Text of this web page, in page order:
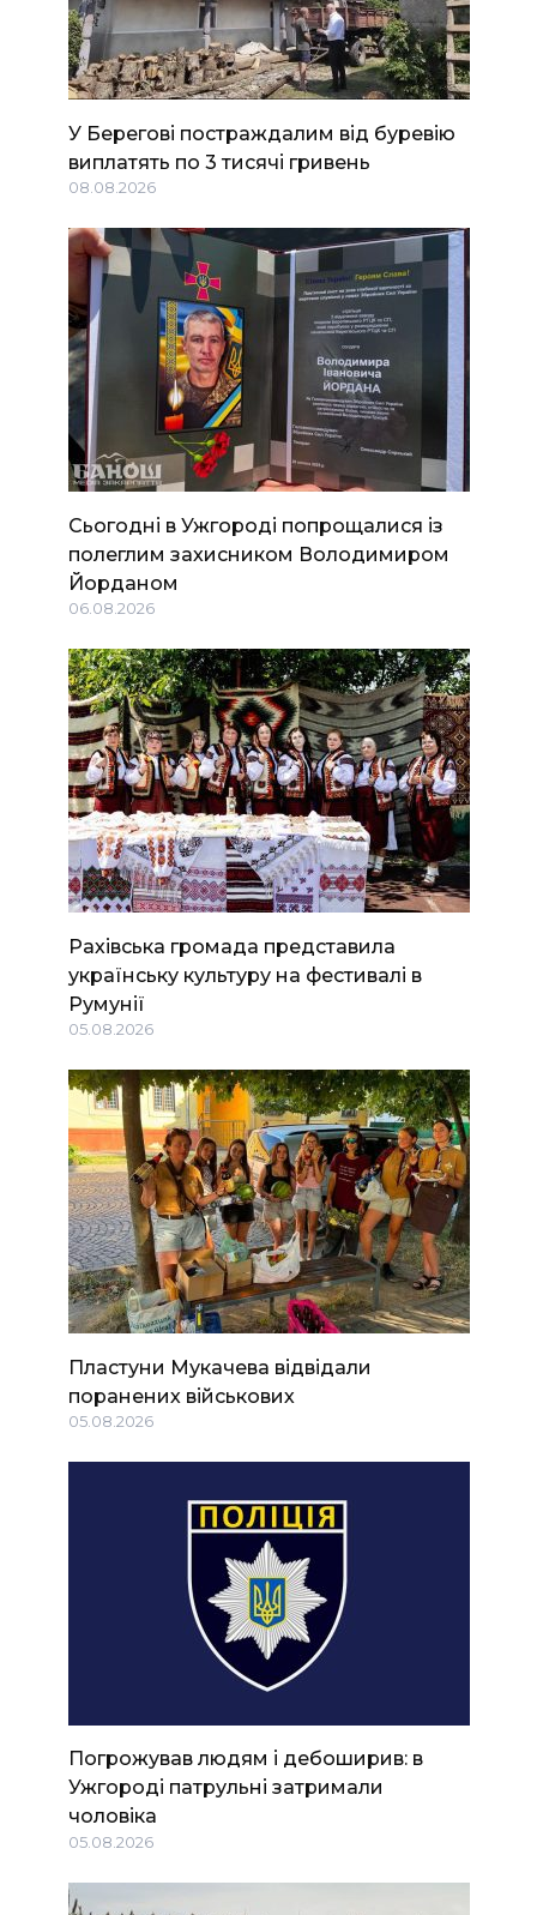
У Берегові постраждалим від буревію
виплатять по 3 тисячі гривень
08.08.2026
Сьогодні в Ужгороді попрощалися із
полеглим захисником Володимиром
Йорданом
06.08.2026
Рахівська громада представила
українську культуру на фестивалі в
Румунії
05.08.2026
Пластуни Мукачева відвідали
поранених військових
05.08.2026
Погрожував людям і дебоширив: в
Ужгороді патрульні затримали
чоловіка
05.08.2026